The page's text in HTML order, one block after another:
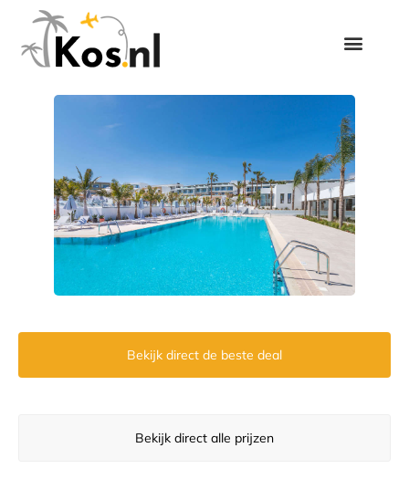
Bekijk direct de beste deal
Bekijk direct alle prijzen